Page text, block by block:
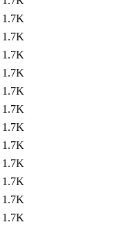
1.7K
1.7K
1.7K
1.7K
1.7K
1.7K
1.7K
1.7K
1.7K
1.7K
1.7K
1.7K